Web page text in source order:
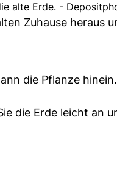
alte Erde. -
Zuhause heraus
die Pflanze
die Erde leicht an